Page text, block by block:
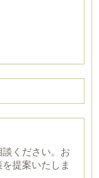
ください。お
提案いたしま